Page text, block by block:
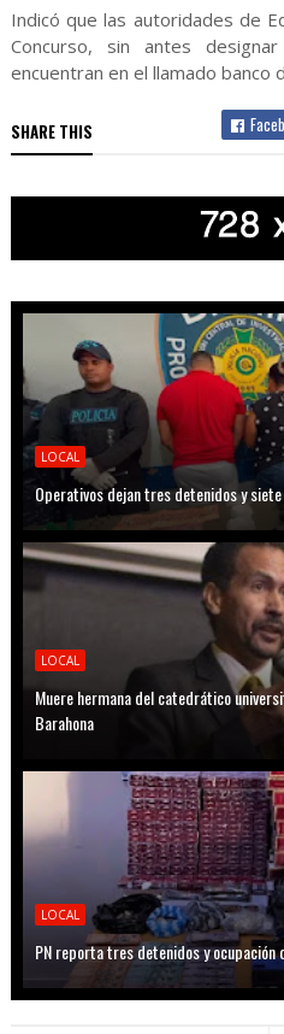
Indicó que las autoridades de
Concurso, sin antes
encuentran en el llamado banco
SHARE THIS
LOCAL
Operativos dejan tres detenidos y
LOCAL
Muere hermana del catedrático
Barahona
LOCAL
PN reporta tres detenidos y